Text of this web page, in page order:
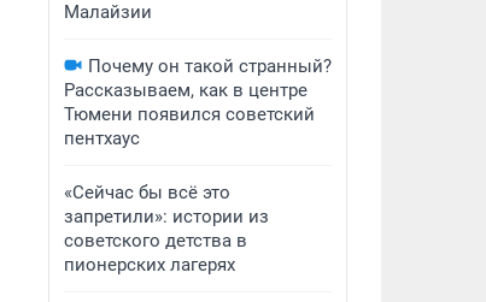
Малайзии
Почему он такой странный?
Рассказываем, как в центре
Тюмени появился советский
пентхаус
«Сейчас бы всё это
запретили»: истории из
советского детства в
пионерских лагерях